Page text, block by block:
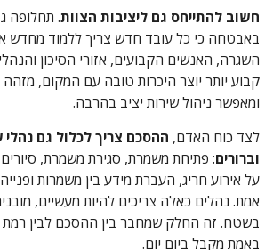
חשוב להתייחס גם ליציבות הצוות. תחלופה
באבטחה כי כל עובד חדש צריך ללמוד מחדש
השגרה, האנשים הקבועים, אזורי הסיכון
קבוע יותר יוצר היכרות טובה עם המקום, מזהה
ומאפשר ניהול שירות יציב בהרבה.
לצד כוח האדם, ההסכם צריך לכלול גם
וברורים: פתיחת משמרת, סגירת משמרת, סיורים,
על אירוע חריג, העברת מידע בין משמרות
אמת. נהלים כאלה צריכים להיות מעשיים,
בשטח. זה החלק שמחבר בין ההסכם לבין
באמת מקבל ביום יום.